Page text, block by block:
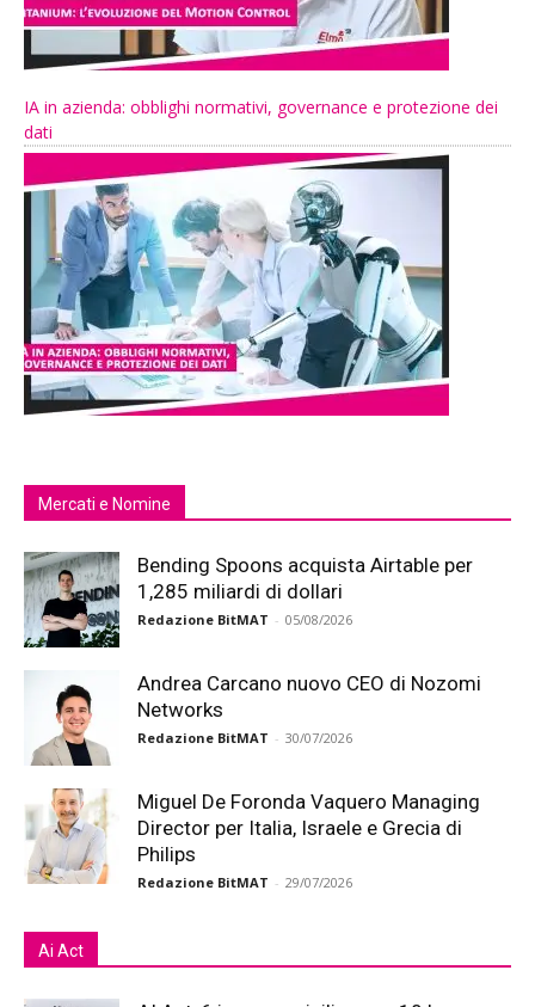
IA in azienda: obblighi normativi, governance e protezione dei
dati
Mercati e Nomine
Bending Spoons acquista Airtable per
1,285 miliardi di dollari
Redazione BitMAT - 05/08/2026
Andrea Carcano nuovo CEO di Nozomi
Networks
Redazione BitMAT - 30/07/2026
Miguel De Foronda Vaquero Managing
Director per Italia, Israele e Grecia di
Philips
Redazione BitMAT - 29/07/2026
Ai Act